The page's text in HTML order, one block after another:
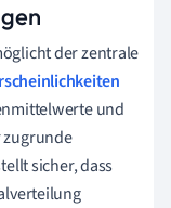
der zentrale
und
zugrunde
sicher, dass